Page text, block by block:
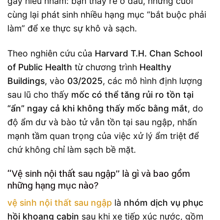
cùng lại phát sinh nhiều hạng mục “bắt buộc phải
làm” để xe thực sự khô và sạch.
Theo nghiên cứu của Harvard T.H. Chan School
of Public Health từ chương trình Healthy
Buildings, vào 03/2025, các mô hình định lượng
sau lũ cho thấy mốc có thể tăng rủi ro tồn tại
“ẩn” ngay cả khi không thấy mốc bằng mắt, do
độ ẩm dư và bào tử vẫn tồn tại sau ngập, nhấn
mạnh tầm quan trọng của việc xử lý ẩm triệt để
chứ không chỉ làm sạch bề mặt.
“Vệ sinh nội thất sau ngập” là gì và bao gồm
những hạng mục nào?
vệ sinh nội thất sau ngập là nhóm dịch vụ phục
hồi khoang cabin sau khi xe tiếp xúc nước, gồm